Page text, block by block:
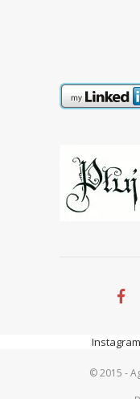
© 2015 -